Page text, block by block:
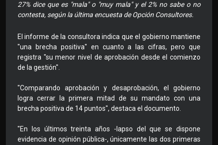
27% dice que es "mala" o "muy mala" y el 2% no sabe o no
contesta, según la última encuesta de Opción Consultores.
El informe de la consultora indica que el gobierno mantiene
"una brecha positiva" en cuanto a las cifras, pero que
registra "su menor nivel de aprobación desde el comienzo
de la gestión".
"Comparando aprobación y desaprobación, el gobierno
logra cerrar la primera mitad de su mandato con una
brecha positiva de 14 puntos", destaca el documento.
"En los últimos treinta años -lapso del que se dispone
evidencia de opinión pública-, únicamente las dos primeras